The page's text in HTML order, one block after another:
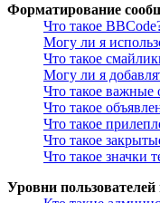
Форматирование
Что такое
Могу ли я
Что такое
Могу ли я
Что такое важные
Что такое
Что такое
Что такое
Что такое значки
Уровни